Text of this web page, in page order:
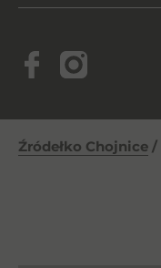
Źródełko Chojnice /